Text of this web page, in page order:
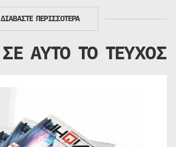
ΔΙΑΒΑΣΤΕ ΠΕΡΙΣΣΟΤΕΡΑ
ΣΕ ΑΥΤΟ ΤΟ ΤΕΥΧΟΣ